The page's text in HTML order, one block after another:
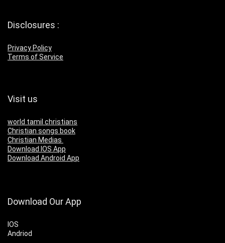
Disclosures :
Privacy Policy
Terms of Service
Visit us
world tamil christians
Christian songs book
Christian Medias
Download IOS App
Download Android App
Download Our App
IOS
Andriod